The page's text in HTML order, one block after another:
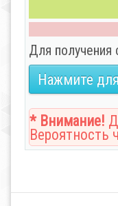
Для получения
Нажмите
* Внимание!
Вероятность